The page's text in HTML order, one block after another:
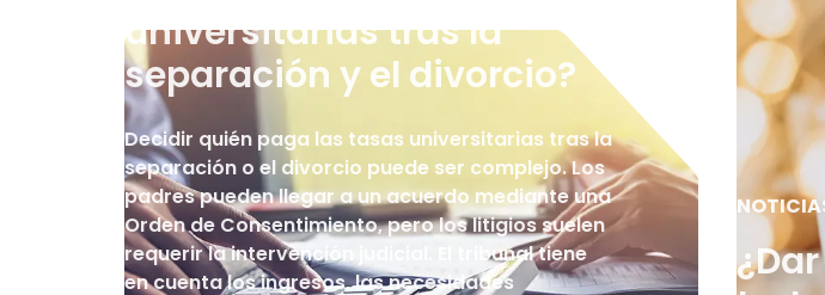
universitarias tras la
separación y el divorcio?
Decidir quién paga las tasas universitarias tras la
separación o el divorcio puede ser complejo. Los
padres pueden llegar a un acuerdo mediante una
Orden de Consentimiento, pero los litigios suelen
requerir la intervención judicial. El tribunal tiene
en cuenta los ingresos, las necesidades